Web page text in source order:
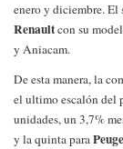
enero y diciembre.El
Renaultcon su
y Aniacam.
De esta manera, la
el ultimo escalón del
unidades, un 3,7%
y la quinta para